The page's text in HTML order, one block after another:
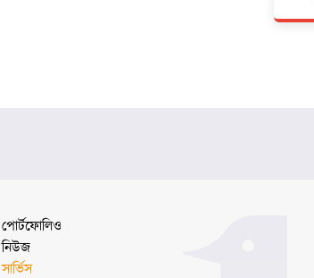
পোর্টফোলিও
নিউজ
সার্ভিস